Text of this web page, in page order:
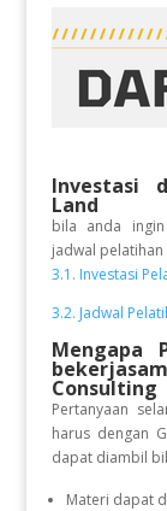
Investasi
Land
bila anda
jadwal
3.1. Investasi
3.2. Jadwal
Mengapa
Consulting
Pertanyaan
harus dengan
dapat diambil
Materi dapat